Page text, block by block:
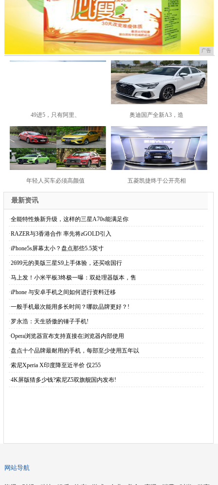
广告
49进5，只有阿里、 奥迪国产全新A3，造
年轻人买车必须高颜值 五菱凯捷终于公开亮相
最新资讯
·全能特性焕新升级，这样的三星A70s能满足你
·RAZER与3香港合作 率先将zGOLD引入
·iPhone5s屏幕太小？盘点那些5.5英寸
·2699元的美版三星S9上手体验，还买啥国行
·马上发！小米平板3终极一曝：双处理器版本，售
·iPhone 与安卓手机之间如何进行资料迁移
·一般手机最次能用多长时间？哪款品牌更好？!
·罗永浩：天生骄傲的锤子手机!
·Opera浏览器宣布支持直接在浏览器内部使用
·盘点十个品牌最耐用的手机，每部至少使用五年以
·索尼Xperia X印度降至近半价 仅255
·4K屏版猜多少钱?索尼Z5双旗舰国内发布!
网站导航